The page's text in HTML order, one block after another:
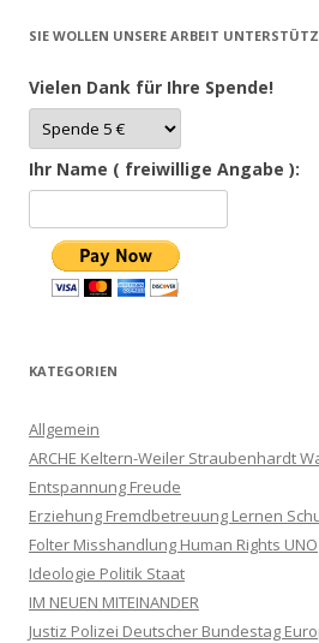
SIE WOLLEN UNSERE ARBEIT
Vielen Dank für Ihre Spende!
Ihr Name ( freiwillige Angabe ):
KATEGORIEN
Allgemein
ARCHE Keltern-Weiler Straubenhardt
Entspannung Freude
Erziehung Fremdbetreuung Lernen
Folter Misshandlung Human Rights UNO
Ideologie Politik Staat
IM NEUEN MITEINANDER
Justiz Polizei Deutscher Bundestag